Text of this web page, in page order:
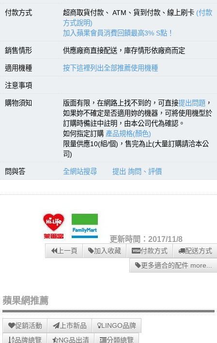
付款方式 超商取貨付款、 ATM、貨到付款、線上刷卡 (付款
方式說明)
加入蘋果會員消費回饋最高3% S點！
銷售情形 供應廠商直接配送，庫存情形依廠商而定
適用機種 按下這裡列出全部推薦使用機種
注意事項
購物須知 版面有限，在網路上找不到的，可直接提出問題 ，
如果妳不確定是否適用妳的機器，可將使用機型於
訂購時備註中註明，由本公司代為確認。
如何指定訂購 產品規格(顏色)
限量供應10(組/個)，售完為止(大量訂購請洽本公
司)
問與答 全網站搜尋 提出 詢問、評價
更新時間：2017/11/8
上一頁 加入收藏 付款方式
配送方式
更多適合的配件 more...
蘋果網推薦
促銷活動 上市新品
LINGO品牌
品牌總覽
NG品出清 分類總覽